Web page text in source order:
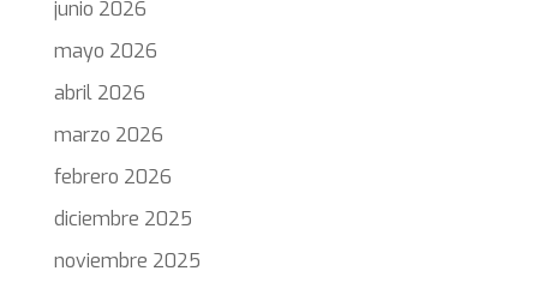
junio 2026
mayo 2026
abril 2026
marzo 2026
febrero 2026
diciembre 2025
noviembre 2025